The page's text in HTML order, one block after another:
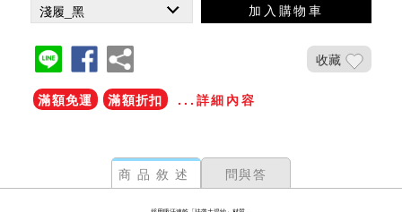
加入購物車
收藏
滿額免運 滿額折扣 ...詳細內容
商品敘述 問與答